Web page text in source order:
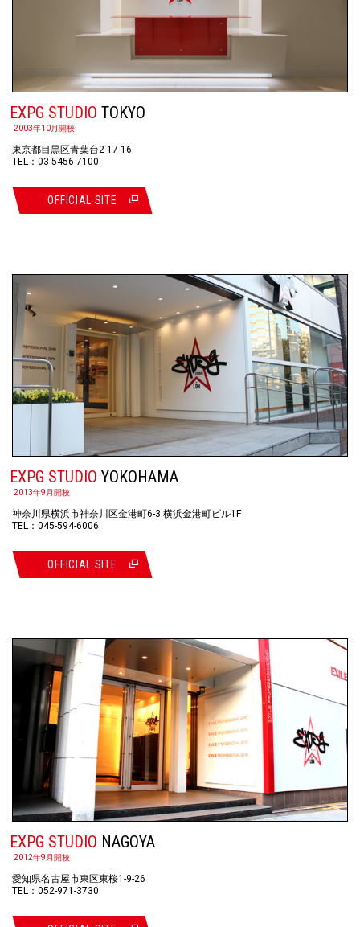
EXPG STUDIO TOKYO
2003年10月開校
東京都目黒区青葉台2-17-16
TEL：03-5456-7100
OFFICIAL SITE
EXPG STUDIO YOKOHAMA
2013年9月開校
神奈川県横浜市神奈川区金港町6-3 横浜金港町ビル1F
TEL：045-594-6006
OFFICIAL SITE
EXPG STUDIO NAGOYA
2012年9月開校
愛知県名古屋市東区東桜1-9-26
TEL：052-971-3730